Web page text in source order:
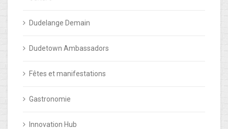
Dudelange Demain
Dudetown Ambassadors
Fêtes et manifestations
Gastronomie
Innovation Hub